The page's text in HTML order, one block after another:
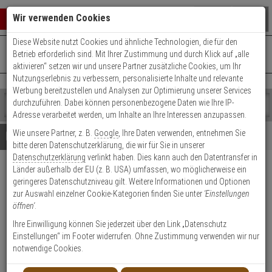
Warenkorb schließen
0 ARTIKEL IM WARENKORB
Ihr Warenkorb ist momentan leer.
Ergebnisse ()
Fertig
Shop
durchsuchen
Bitte
geben
Sie
mindestens
Zeichen
ein,
um
Suche
Es
wurde
noch
Kategorien
Suche
gestartet
+49 (0)821 899 493-0Mo. - Do.: 8:00 - 16:30 | Fr.: 8:00 - 14:00 Uhr
Kontaktservice nutzen
Details Beratung
Optex RLS-LWVH
Ersatzfenster mit Heizung
Produktmerkmale
Datenblatt drucken
Wir verwenden Cookies
Diese Website nutzt Cookies und ähnliche Technologien, die für den
Betrieb erforderlich sind. Mit Ihrer Zustimmung und durch Klick auf „alle
aktivieren“ setzen wir und unsere Partner zusätzliche Cookies, um Ihr
Nutzungserlebnis zu verbessern, personalisierte Inhalte und relevante
Werbung bereitzustellen und Analysen zur Optimierung unserer Services
durchzuführen. Dabei können personenbezogene Daten wie Ihre IP-
Adresse verarbeitet werden, um Inhalte an Ihre Interessen anzupassen.
Wie unsere Partner, z. B. Google , Ihre Daten verwenden, entnehmen Sie
bitte deren Datenschutzerklärung, die wir für Sie in unserer
Datenschutzerklärung verlinkt haben. Dies kann auch den Datentransfer in
Länder außerhalb der EU (z. B. USA) umfassen, wo möglicherweise ein
geringeres Datenschutzniveau gilt. Weitere Informationen und Optionen
zur Auswahl einzelner Cookie-Kategorien finden Sie unter 'Einstellungen
öffnen'.
Ihre Einwilligung können Sie jederzeit über den Link „Datenschutz
Einstellungen“ im Footer widerrufen. Ohne Zustimmung verwenden wir nur
notwendige Cookies.